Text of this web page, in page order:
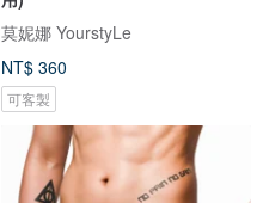
莫妮娜 YourstyLe
NT$ 360
可客製